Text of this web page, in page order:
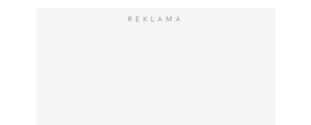
REKLAMA